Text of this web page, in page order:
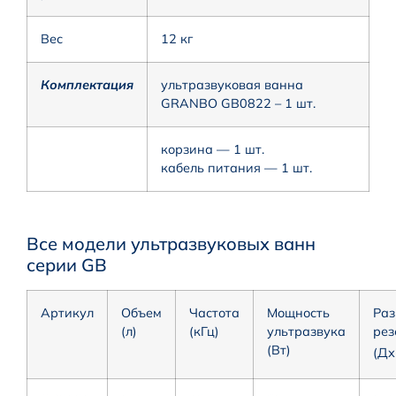
Вес 12 кг
Комплектация
ультразвуковая ванна
GRANBO GB0822 – 1 шт.
корзина — 1 шт.
кабель питания — 1 шт.
Все модели ультразвуковых ванн
серии GB
Артикул
Объем
(л)
Частота
(кГц)
Мощность
ультразвука
(Вт)